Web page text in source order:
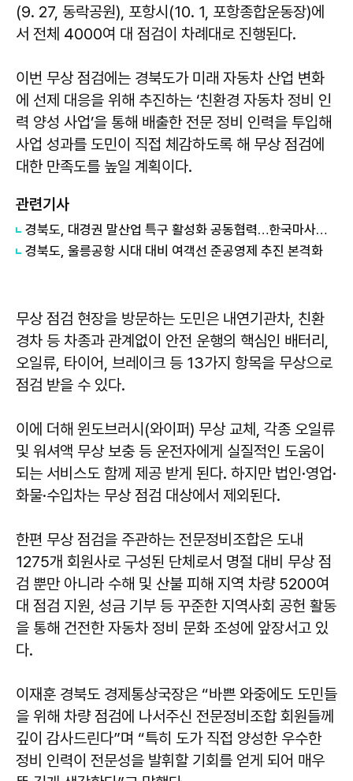
(9. 27, 동락공원), 포항시(10. 1, 포항종합운동장)에
서 전체 4000여 대 점검이 차례대로 진행된다.
이번 무상 점검에는 경북도가 미래 자동차 산업 변화
에 선제 대응을 위해 추진하는 ‘친환경 자동차 정비 인
력 양성 사업’을 통해 배출한 전문 정비 인력을 투입해
사업 성과를 도민이 직접 체감하도록 해 무상 점검에
대한 만족도를 높일 계획이다.
관련기사
경북도, 대경권 말산업 특구 활성화 공동협력…한국마사회 영천 유치 힘 모아
경북도, 울릉공항 시대 대비 여객선 준공영제 추진 본격화
무상 점검 현장을 방문하는 도민은 내연기관차, 친환
경차 등 차종과 관계없이 안전 운행의 핵심인 배터리,
오일류, 타이어, 브레이크 등 13가지 항목을 무상으로
점검 받을 수 있다.
이에 더해 윈도브러시(와이퍼) 무상 교체, 각종 오일류
및 워셔액 무상 보충 등 운전자에게 실질적인 도움이
되는 서비스도 함께 제공 받게 된다. 하지만 법인·영업·
화물·수입차는 무상 점검 대상에서 제외된다.
한편 무상 점검을 주관하는 전문정비조합은 도내
1275개 회원사로 구성된 단체로서 명절 대비 무상 점
검 뿐만 아니라 수해 및 산불 피해 지역 차량 5200여
대 점검 지원, 성금 기부 등 꾸준한 지역사회 공헌 활동
을 통해 건전한 자동차 정비 문화 조성에 앞장서고 있
다.
이재훈 경북도 경제통상국장은 “바쁜 와중에도 도민들
을 위해 차량 점검에 나서주신 전문정비조합 회원들께
깊이 감사드린다”며 “특히 도가 직접 양성한 우수한
정비 인력이 전문성을 발휘할 기회를 얻게 되어 매우